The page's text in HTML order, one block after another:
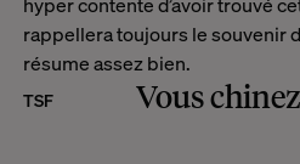
rappellera toujours le souvenir
résume assez bien.
TSF Vous